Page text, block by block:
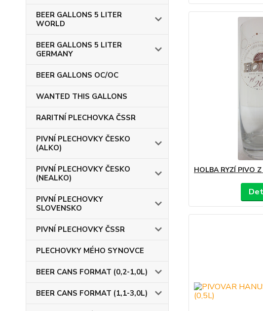
BEER GALLONS 5 LITER
WORLD
BEER GALLONS 5 LITER
GERMANY
BEER GALLONS OC/OC
WANTED THIS GALLONS
RARITNÍ PLECHOVKA ČSSR
PIVNÍ PLECHOVKY ČESKO
(ALKO)
PIVNÍ PLECHOVKY ČESKO
(NEALKO)
PIVNÍ PLECHOVKY
SLOVENSKO
PIVNÍ PLECHOVKY ČSSR
PLECHOVKY MÉHO SYNOVCE
BEER CANS FORMAT (0,2-1,0L)
BEER CANS FORMAT (1,1-3,0L)
HOLBA RYZÍ PIVO